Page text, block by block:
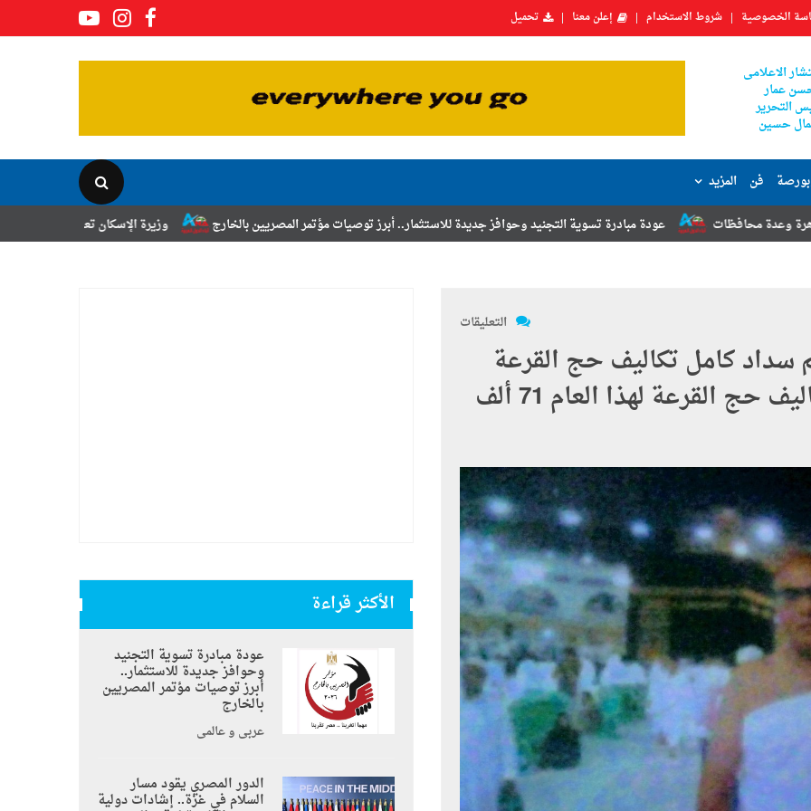
الخصوصية شروط الاستخدام إعلن معنا تحميل
الاعلامى
عمار
التحرير
حسين
فن المزيد
وزيرة الإسكان تعلن نتائج قرعة تخصيص أراضي برنامج
عودة مبادرة تسوية التجنيد وحوافز جديدة للاستثمار.. أبرز توصيات مؤتمر المصريين بالخارج
التعليقات
سداد كامل تكاليف حج القرعة
بكافة فروع البنوك الوطنية :تكاليف حج القرعة لهذا العام 71 ألف
الأكثر قراءة
عودة مبادرة تسوية التجنيد
وحوافز جديدة للاستثمار..
أبرز توصيات مؤتمر المصريين
بالخارج
عربي و عالمي
الدور المصري يقود مسار
السلام في غزة.. إشادات دولية